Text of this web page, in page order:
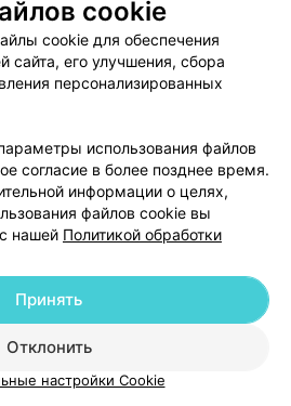
соглашение
Способы оплаты
Партнеры
руководителю 103.by
персональных данных
191700409
| 220012, Республика Беларусь,
+375 291212755
cookie
cookie для обеспечения
сайта, его улучшения, сбора
персонализированных
использования файлов
согласие в более позднее время.
информации о целях,
файлов cookie вы
нашей Политикой обработки
Отклонить
Принять
настройки Cookie